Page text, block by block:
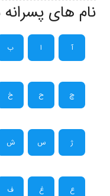
نام های
آ ا ب
چ ح خ
ژ س ش
ع غ ف